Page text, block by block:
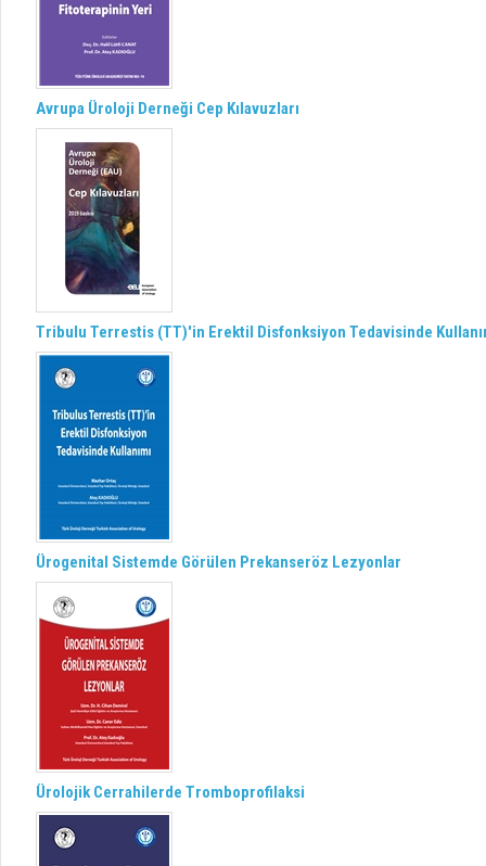
Avrupa Üroloji Derneği Cep Kılavuzları
Tribulu Terrestis (TT)'in Erektil Disfonksiyon Tedavisinde
Ürogenital Sistemde Görülen Prekanseröz Lezyonlar
Ürolojik Cerrahilerde Tromboprofilaksi